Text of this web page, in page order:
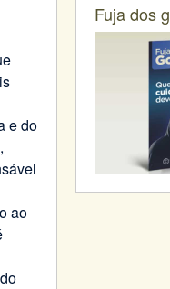
e do
ao
Fuja dos